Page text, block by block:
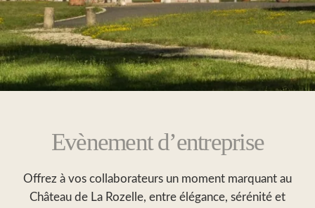
Evènement d’entreprise
Offrez à vos collaborateurs un moment marquant au
Château de La Rozelle, entre élégance, sérénité et